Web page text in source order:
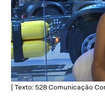
[ Texto: 528 Comunicação